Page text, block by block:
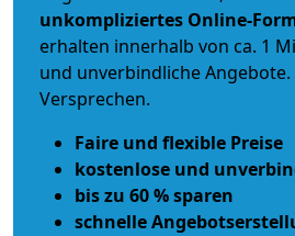
unkompliziertes Online-
erhalten innerhalb von ca. 1
und unverbindliche
Versprechen.
Faire und flexible Preise
kostenlose und
bis zu 60 % sparen
schnelle